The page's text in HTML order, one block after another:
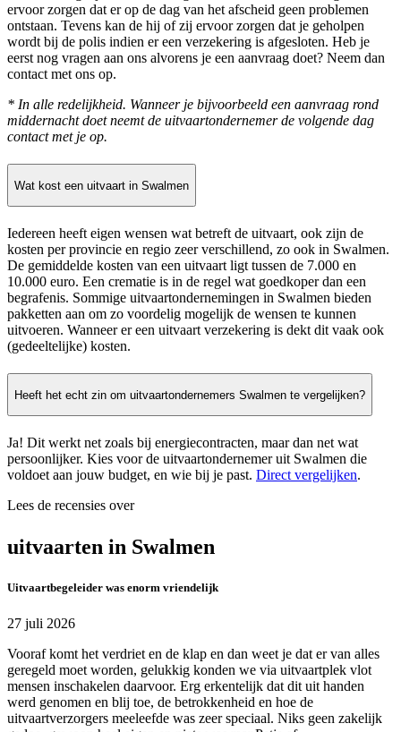
ervoor zorgen dat er op de dag van het afscheid geen problemen
ontstaan. Tevens kan de hij of zij ervoor zorgen dat je geholpen
wordt bij de polis indien er een verzekering is afgesloten. Heb je
eerst nog vragen aan ons alvorens je een aanvraag doet? Neem dan
contact met ons op.
* In alle redelijkheid. Wanneer je bijvoorbeeld een aanvraag rond
middernacht doet neemt de uitvaartondernemer de volgende dag
contact met je op.
Wat kost een uitvaart in Swalmen
Iedereen heeft eigen wensen wat betreft de uitvaart, ook zijn de
kosten per provincie en regio zeer verschillend, zo ook in Swalmen.
De gemiddelde kosten van een uitvaart ligt tussen de 7.000 en
10.000 euro. Een crematie is in de regel wat goedkoper dan een
begrafenis. Sommige uitvaartondernemingen in Swalmen bieden
pakketten aan om zo voordelig mogelijk de wensen te kunnen
uitvoeren. Wanneer er een uitvaart verzekering is dekt dit vaak ook
(gedeeltelijke) kosten.
Heeft het echt zin om uitvaartondernemers Swalmen te vergelijken?
Ja! Dit werkt net zoals bij energiecontracten, maar dan net wat
persoonlijker. Kies voor de uitvaartondernemer uit Swalmen die
voldoet aan jouw budget, en wie bij je past. Direct vergelijken.
Lees de recensies over
uitvaarten in Swalmen
Uitvaartbegeleider was enorm vriendelijk
27 juli 2026
Vooraf komt het verdriet en de klap en dan weet je dat er van alles
geregeld moet worden, gelukkig konden we via uitvaartplek vlot
mensen inschakelen daarvoor. Erg erkentelijk dat dit uit handen
werd genomen en blij toe, de betrokkenheid en hoe de
uitvaartverzorgers meeleefde was zeer speciaal. Niks geen zakelijk